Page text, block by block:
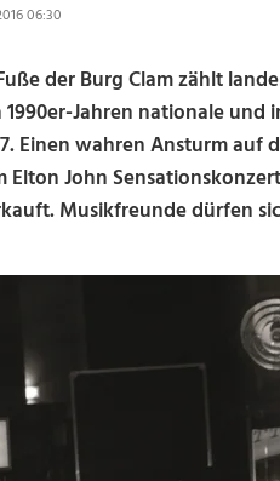
06:30
der Burg Clam zählt
Jahren nationale und
Einen wahren Ansturm
John
Musikfreunde dürfen